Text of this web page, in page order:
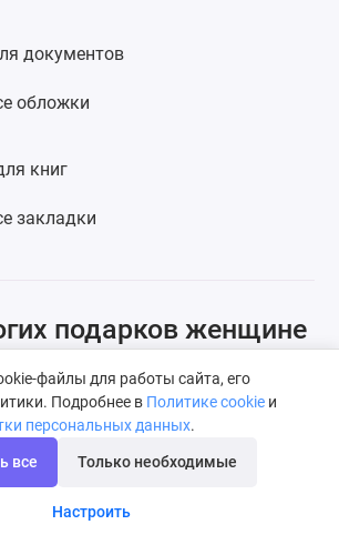
документов
обложки
книг
закладки
подарков женщине
поговорки «дорог не
иногда складываются
цена вещи свидетельствует о
очень сложно угодить
уже получила от этой жизни все,
файлы для работы сайта, его
Подробнее в Политике cookie и
персональных данных.
все Только необходимые
Настроить